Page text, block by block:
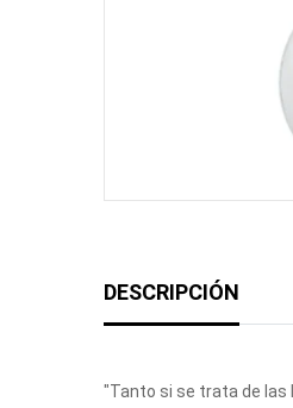
DESCRIPCIÓN
"Tanto si se trata de las